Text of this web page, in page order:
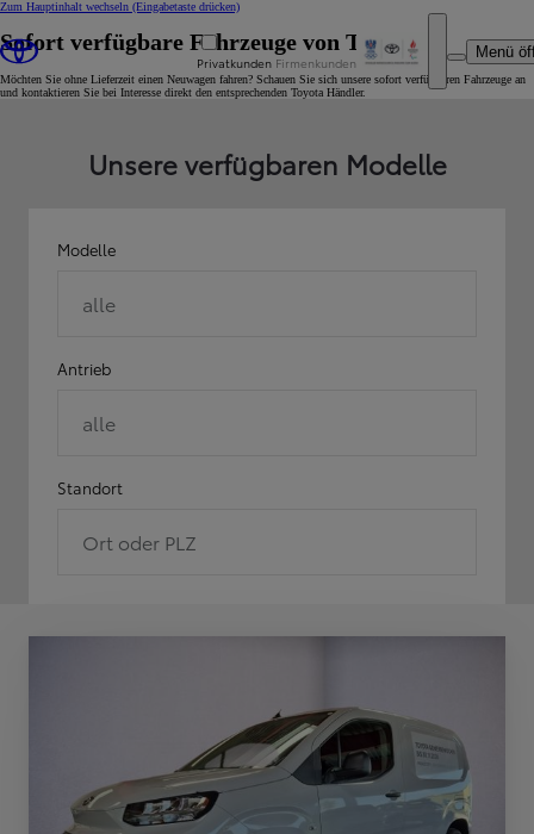
Zum Hauptinhalt wechseln (Eingabetaste drücken)
Privatkunden Firmenkunden
Menü
Sofort verfügbare Fahrzeuge von Toyota
Möchten Sie ohne Lieferzeit einen Neuwagen fahren? Schauen Sie sich unsere sofort verfügbaren Fahrzeuge an
und kontaktieren Sie bei Interesse direkt den entsprechenden Toyota Händler.
Unsere verfügbaren Modelle
Modelle
alle
Antrieb
alle
Standort
Ort oder PLZ